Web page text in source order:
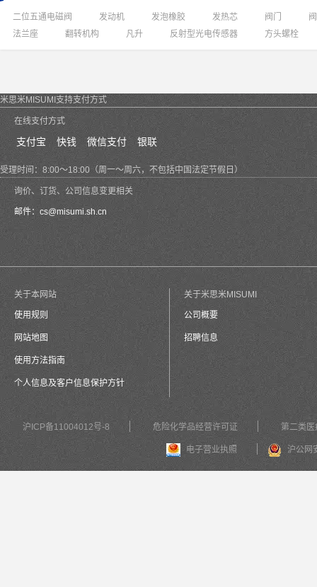
二位五通电磁阀 发动机 发泡橡胶 发热芯 阀门
法兰座
翻转机构 凡升 反射型光电传感器 方头螺栓
米思米MISUMI支持支付方式
在线支付方式
支付宝 快钱 微信支付 银联
受理时间：8:00～18:00（周一～周六，不包括中国法定节假日）
询价、订货、公司信息变更相关
邮件： cs@misumi.sh.cn
关于本网站
使用规则
网站地图
使用方法指南
个人信息及客户信息保护方针
关于米思米MISUMI
公司概要
招聘信息
沪ICP备11004012号-8 危险化学品经营许可证 第二类医
电子营业执照 沪公网